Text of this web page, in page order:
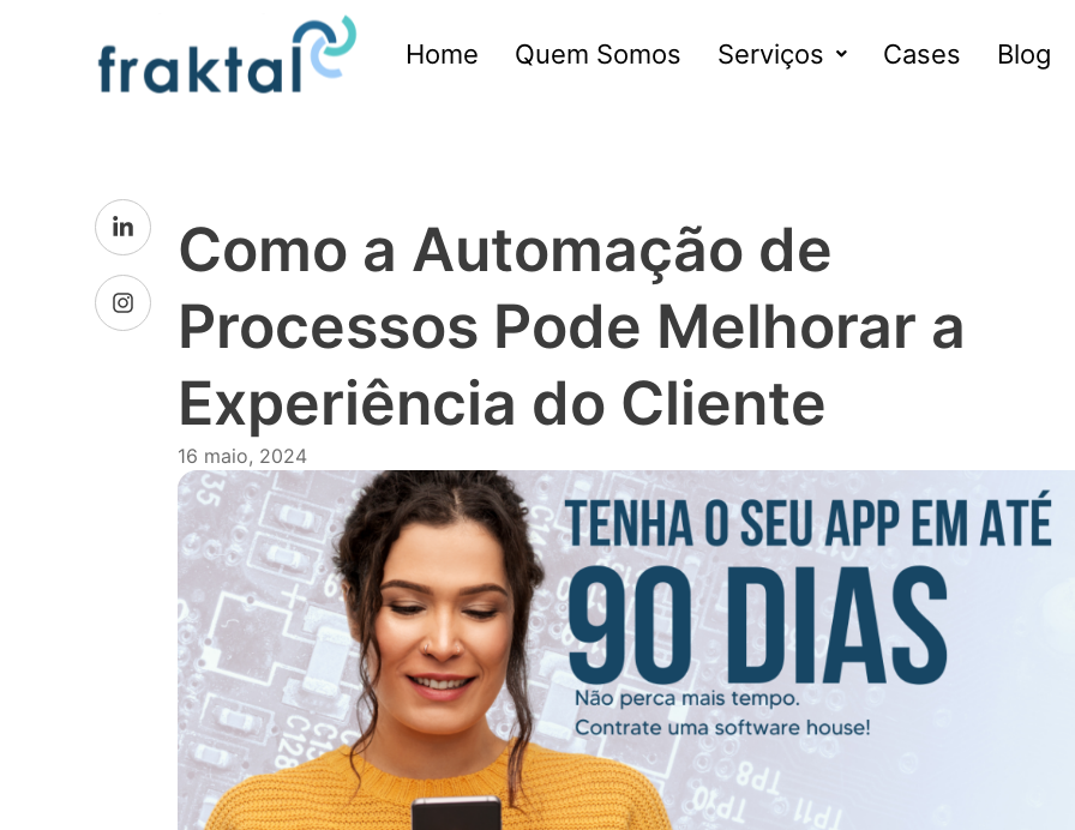
Home Quem Somos Serviços Cases Blog
Como a Automação de
Processos Pode Melhorar a
Experiência do Cliente
16 maio, 2024